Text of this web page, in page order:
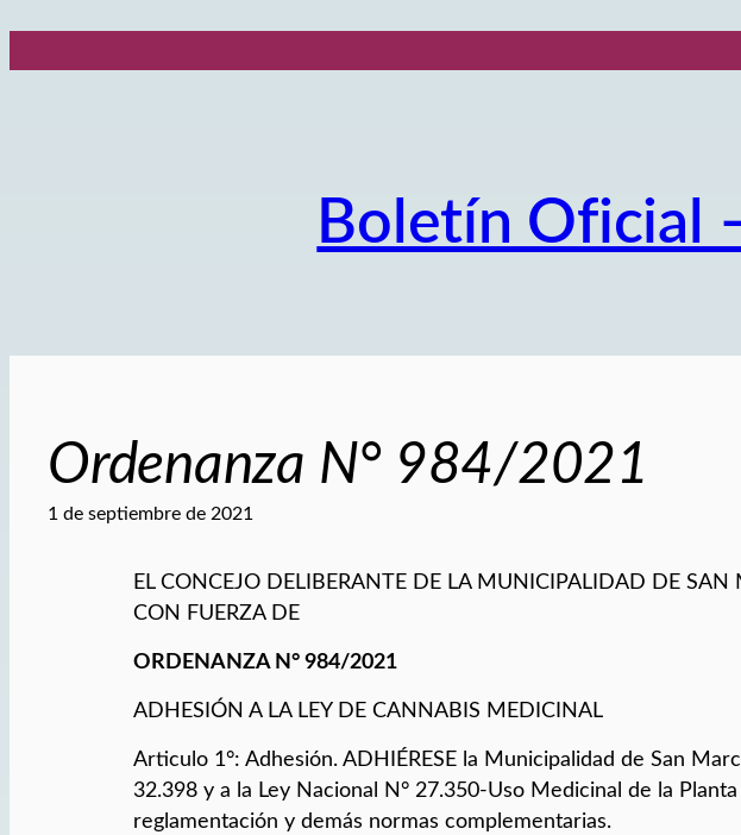
Boletín Oficial
Ordenanza N° 984/2021
1 de septiembre de 2021
EL CONCEJO DELIBERANTE DE LA MUNICIPALIDAD DE SAN
CON FUERZA DE
ORDENANZA N° 984/2021
ADHESIÓN A LA LEY DE CANNABIS MEDICINAL
Articulo 1°: Adhesión. ADHIÉRESE la Municipalidad de San
32.398 y a la Ley Nacional N° 27.350-Uso Medicinal de la
reglamentación y demás normas complementarias.